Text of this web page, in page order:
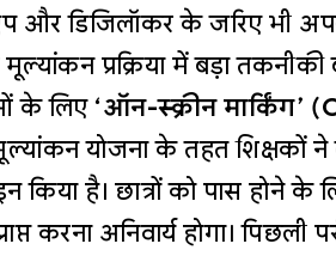
और डिजिलॉकर के जरिए भी
मूल्यांकन प्रक्रिया में बड़ा
के लिए‘ऑन-स्क्रीन मार्किंग’
योजना के तहत शिक्षकों ने
किया है। छात्रों को पास होने
करना अनिवार्य होगा।